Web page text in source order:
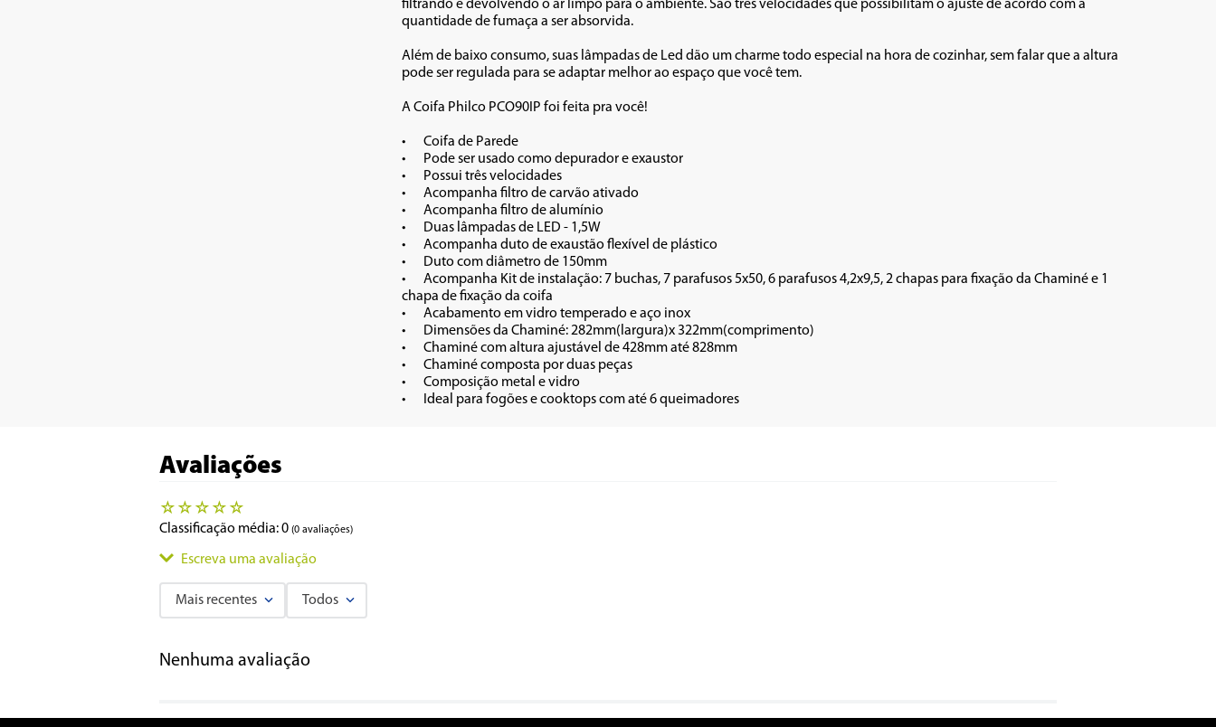
filtrando e devolvendo o ar limpo para o ambiente. São três velocidades que possibilitam o ajuste de acordo com a
quantidade de fumaça a ser absorvida.
Além de baixo consumo, suas lâmpadas de Led dão um charme todo especial na hora de cozinhar, sem falar que a altura
pode ser regulada para se adaptar melhor ao espaço que você tem.
A Coifa Philco PCO90IP foi feita pra você!
•	Coifa de Parede
•	Pode ser usado como depurador e exaustor
•	Possui três velocidades
•	Acompanha filtro de carvão ativado
•	Acompanha filtro de alumínio
•	Duas lâmpadas de LED - 1,5W
•	Acompanha duto de exaustão flexível de plástico
•	Duto com diâmetro de 150mm
•	Acompanha Kit de instalação: 7 buchas, 7 parafusos 5x50, 6 parafusos 4,2x9,5, 2 chapas para fixação da Chaminé e 1
chapa de fixação da coifa
•	Acabamento em vidro temperado e aço inox
•	Dimensões da Chaminé: 282mm(largura)x 322mm(comprimento)
•	Chaminé com altura ajustável de 428mm até 828mm
•	Chaminé composta por duas peças
•	Composição metal e vidro
•	Ideal para fogões e cooktops com até 6 queimadores
Avaliações
☆ ☆ ☆ ☆ ☆
Classificação média: 0 (0 avaliações)
Escreva uma avaliação
Título
Mais recentes Todos
Nenhuma avaliação